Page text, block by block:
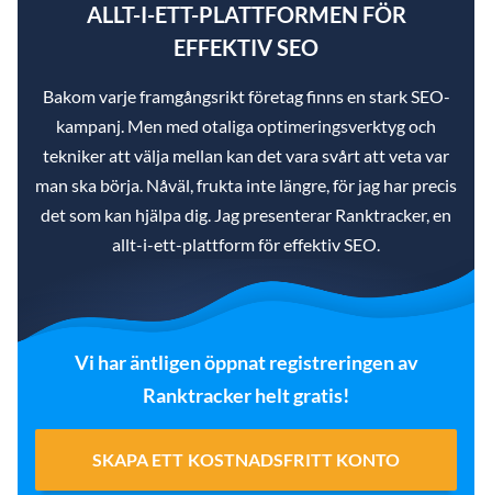
ALLT-I-ETT-PLATTFORMEN FÖR
EFFEKTIV SEO
Bakom varje framgångsrikt företag finns en stark SEO-
kampanj. Men med otaliga optimeringsverktyg och
tekniker att välja mellan kan det vara svårt att veta var
man ska börja. Nåväl, frukta inte längre, för jag har precis
det som kan hjälpa dig. Jag presenterar Ranktracker, en
allt-i-ett-plattform för effektiv SEO.
Vi har äntligen öppnat registreringen av
Ranktracker helt gratis!
SKAPA ETT KOSTNADSFRITT KONTO